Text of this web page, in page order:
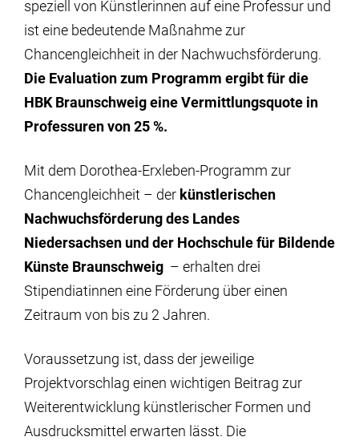
speziell von Künstlerinnen auf eine Professur und
ist eine bedeutende Maßnahme zur
Chancengleichheit in der Nachwuchsförderung.
Die Evaluation zum Programm ergibt für die
HBK Braunschweig eine Vermittlungsquote in
Professuren von 25 %.
Mit dem Dorothea-Erxleben-Programm zur
Chancengleichheit – der künstlerischen
Nachwuchsförderung des Landes
Niedersachsen und der Hochschule für Bildende
Künste Braunschweig – erhalten drei
Stipendiatinnen eine Förderung über einen
Zeitraum von bis zu 2 Jahren.
Voraussetzung ist, dass der jeweilige
Projektvorschlag einen wichtigen Beitrag zur
Weiterentwicklung künstlerischer Formen und
Ausdrucksmittel erwarten lässt. Die